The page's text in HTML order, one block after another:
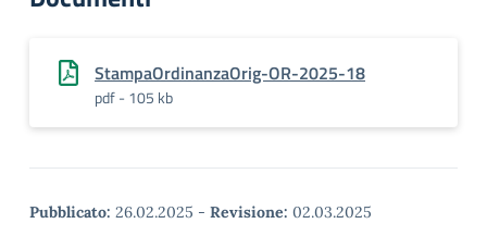
StampaOrdinanzaOrig-OR-2025-18
pdf - 105 kb
Pubblicato: 26.02.2025 - Revisione: 02.03.2025